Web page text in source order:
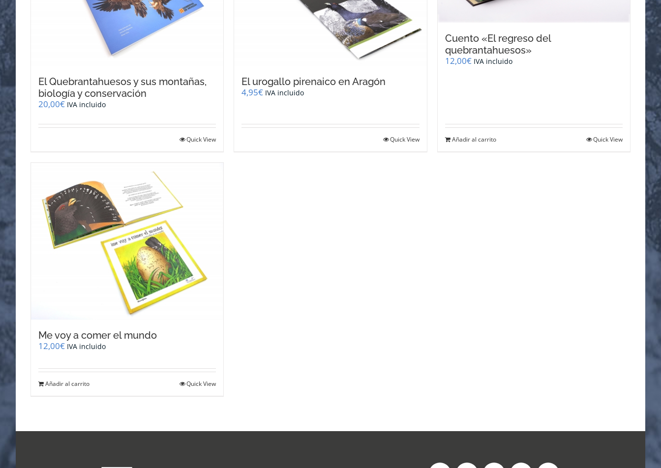
El Quebrantahuesos y sus montañas,
biología y conservación
20,00€ IVA incluido
Quick View
El urogallo pirenaico en Aragón
4,95€ IVA incluido
Quick View
Cuento «El regreso del
quebrantahuesos»
12,00€ IVA incluido
Añadir al carrito Quick View
Me voy a comer el mundo
12,00€ IVA incluido
Añadir al carrito Quick View